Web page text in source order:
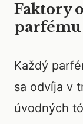
Faktory
parfému
Každý
sa odvíja v
úvodných